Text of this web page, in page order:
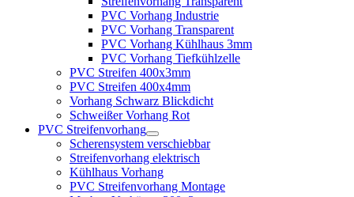
PVC Vorhang Industrie
PVC Vorhang Transparent
PVC Vorhang Kühlhaus 3mm
PVC Vorhang Tiefkühlzelle
PVC Streifen 400x3mm
PVC Streifen 400x4mm
Vorhang Schwarz Blickdicht
Schweißer Vorhang Rot
PVC Streifenvorhang
Scherensystem verschiebbar
Streifenvorhang elektrisch
Kühlhaus Vorhang
PVC Streifenvorhang Montage